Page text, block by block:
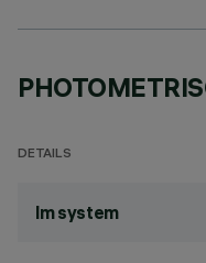
DETAILS
lm system